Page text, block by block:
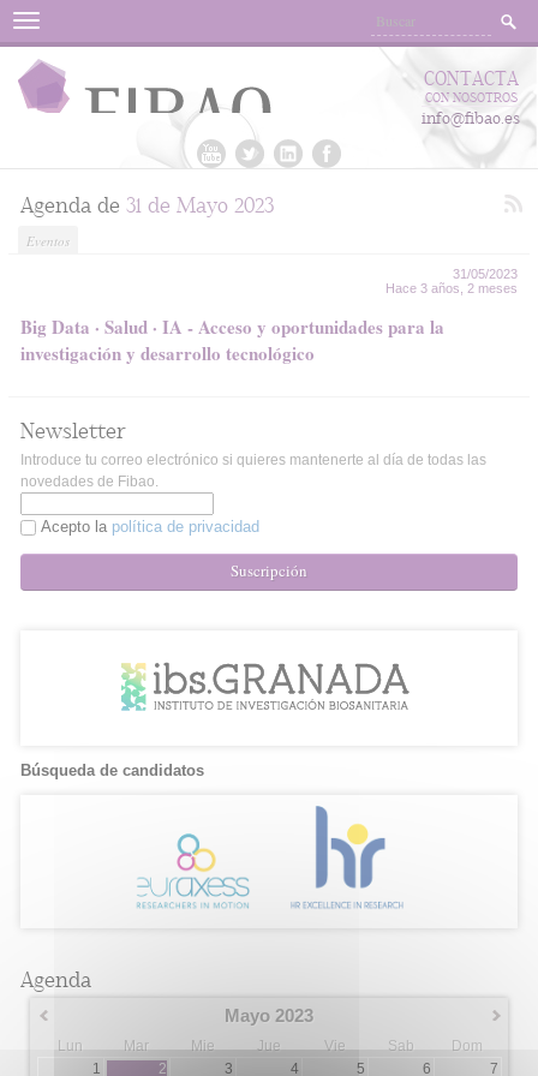
Menu
CONTACTA
CON NOSOTROS
info@fibao.es
Agenda de 31 de Mayo 2023
Eventos
31/05/2023
Hace 3 años, 2 meses
Big Data · Salud · IA - Acceso y oportunidades para la
investigación y desarrollo tecnológico
Newsletter
Introduce tu correo electrónico si quieres mantenerte al día de todas las
novedades de Fibao.
Acepto la política de privacidad
Suscripción
Búsqueda de candidatos
Agenda
Mayo 2023
Lun Mar Mie Jue Vie Sab
Dom
1
2
3 4 5 6 7